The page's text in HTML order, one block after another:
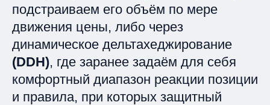
подстраиваем его объём по мере
движения цены, либо через
динамическое дельтахеджирование
(DDH), где заранее задаём для себя
комфортный диапазон реакции позиции
и правила, при которых защитный